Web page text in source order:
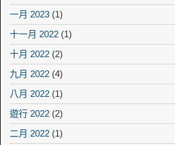
一月 2023 (1)
十一月 2022 (1)
十月 2022 (2)
九月 2022 (4)
八月 2022 (1)
遊行 2022 (2)
二月 2022 (1)